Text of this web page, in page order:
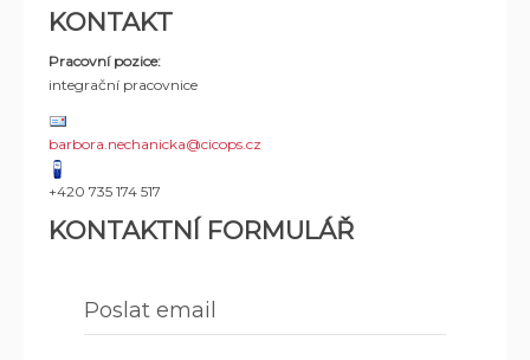
KONTAKT
Pracovní pozice:
integrační pracovnice
barbora.nechanicka@cicops.cz
+420 735 174 517
KONTAKTNÍ FORMULÁŘ
Poslat email